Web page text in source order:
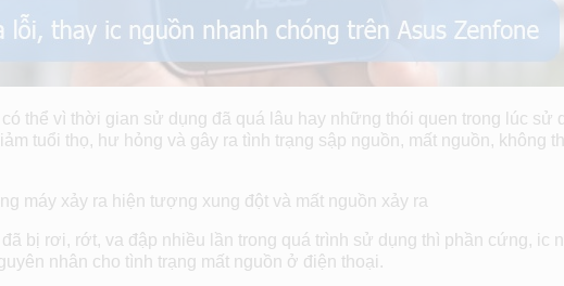
thể vì thời gian sử dụng đã quá lâu hay những thói quen trong lúc sử
tuổi thọ, hư hỏng và gây ra tình trạng sập nguồn, mất nguồn, không
máy xảy ra hiện tượng xung đột và mất nguồn xảy ra
bị rơi, rớt, va đập nhiều lần trong quá trình sử dụng thì phần cứng, ic
nhân cho tình trạng mất nguồn ở điện thoại.